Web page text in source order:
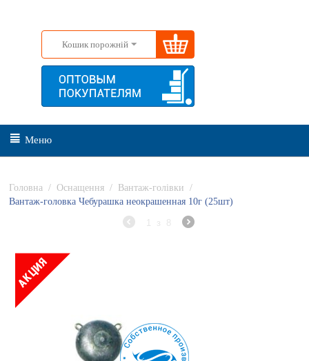
Кошик порожній
Меню
Головна / Оснащення / Вантаж-голівки
/
Вантаж-головка Чебурашка неокрашенная 10г (25шт)
1 з 8